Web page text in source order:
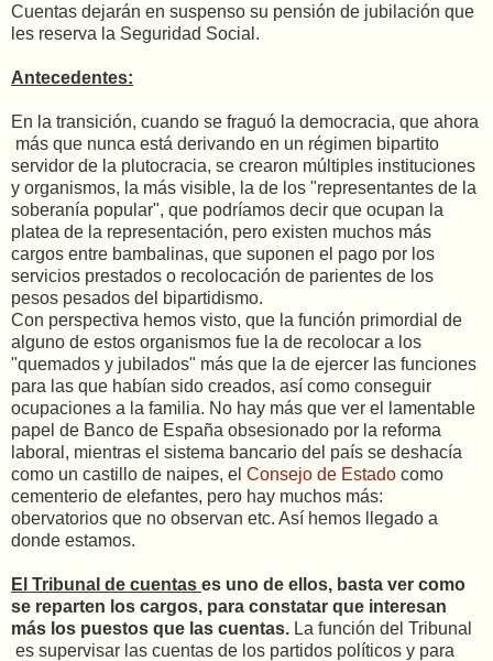
Cuentas dejarán en suspenso su pensión de jubilación que
les reserva la Seguridad Social.
Antecedentes:
En la transición, cuando se fraguó la democracia, que ahora
más que nunca está derivando en un régimen bipartito
servidor de la plutocracia, se crearon múltiples instituciones
y organismos, la más visible, la de los "representantes de la
soberanía popular", que podríamos decir que ocupan la
platea de la representación, pero existen muchos más
cargos entre bambalinas, que suponen el pago por los
servicios prestados o recolocación de parientes de los
pesos pesados del bipartidismo.
Con perspectiva hemos visto, que la función primordial de
alguno de estos organismos fue la de recolocar a los
"quemados y jubilados" más que la de ejercer las funciones
para las que habían sido creados, así como conseguir
ocupaciones a la familia. No hay más que ver el lamentable
papel de Banco de España obsesionado por la reforma
laboral, mientras el sistema bancario del país se deshacía
como un castillo de naipes, el Consejo de Estado como
cementerio de elefantes, pero hay muchos más:
obervatorios que no observan etc. Así hemos llegado a
donde estamos.
El Tribunal de cuentas es uno de ellos, basta ver como
se reparten los cargos, para constatar que interesan
más los puestos que las cuentas. La función del Tribunal
es supervisar las cuentas de los partidos políticos y para